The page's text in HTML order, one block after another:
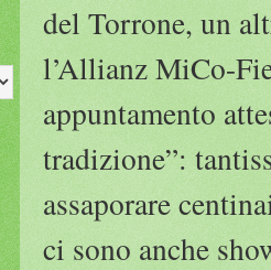
del Torrone, un
l’Allianz MiCo-
appuntamento
tradizione”:
assaporare
ci sono anche